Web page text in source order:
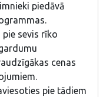
piedāvā
sevis rīko
cenas
pie tādiem